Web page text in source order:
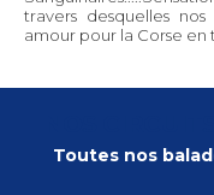
travers desquelles
amour pour la Corse en
Toutes nos